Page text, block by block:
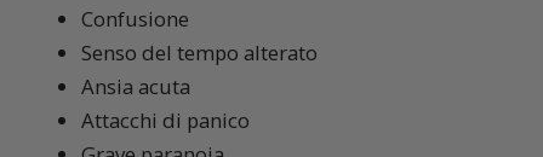
Confusione
Senso del tempo alterato
Ansia acuta
Attacchi di panico